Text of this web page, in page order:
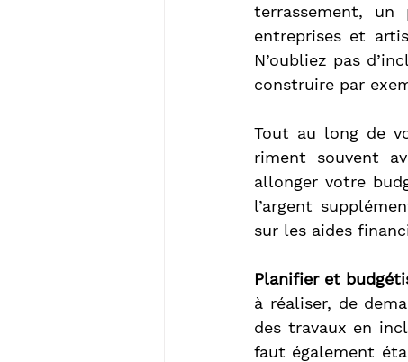
terrassement, un
entreprises et
N’oubliez pas
construire par
Tout au long de
riment souvent
allonger votre
l’argent
sur les aides
Planifier et
à réaliser, de
des travaux en
faut également